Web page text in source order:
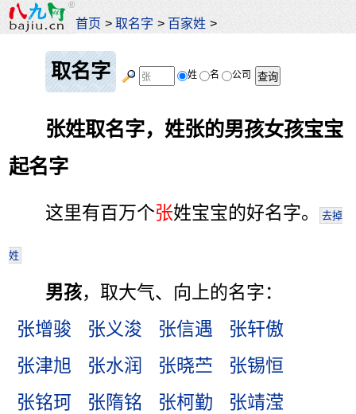
首页 >取名字 > 百家姓 >
取名字 姓 名 公司
张姓取名字，姓张的男孩女孩宝宝
起名字
这里有百万个张姓宝宝的好名字。 去掉
姓
男孩，取大气、向上的名字：
张增骏
张义浚 张信遇
张轩傲
张津旭
张水润 张晓苎
张锡恒
张铭珂
张隋铭 张柯勤
张靖滢